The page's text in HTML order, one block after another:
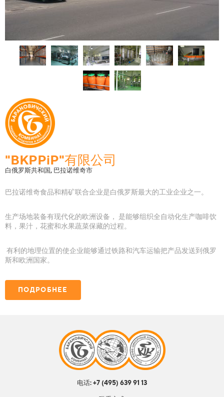
"BKPPiP"有限公司
白俄罗斯共和国, 巴拉诺维奇市
巴拉诺维奇食品和精矿联合企业是白俄罗斯最大的工业企业之一。
生产场地装备有现代化的欧洲设备， 是能够组织全自动化生产咖啡饮
料，果汁，花蜜和水果蔬菜保藏的过程。
有利的地理位置的使企业能够通过铁路和汽车运输把产品发送到俄罗
斯和欧洲国家。
ПОДРОБНЕЕ
电话: +7 (495) 639 91 13